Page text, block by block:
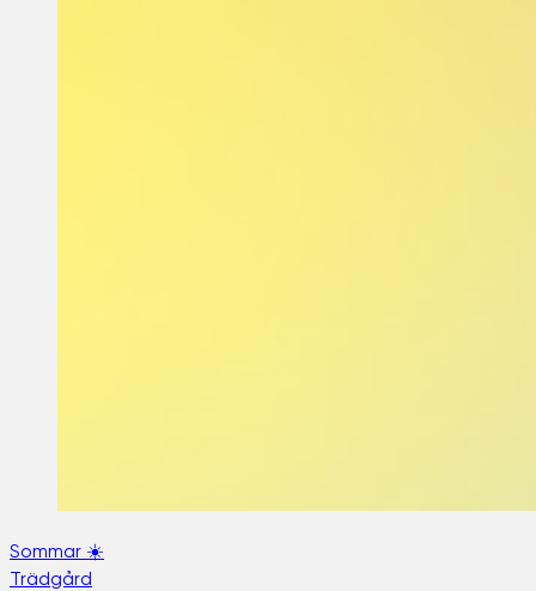
Sommar ☀️
Trädgård